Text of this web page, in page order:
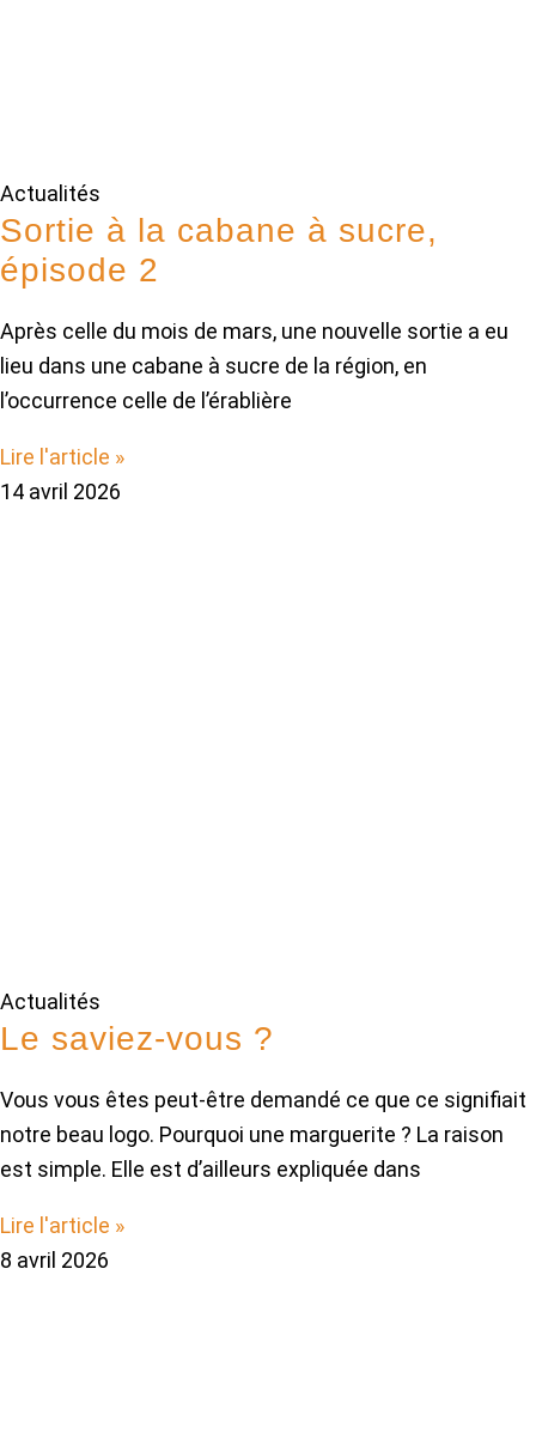
Actualités
Sortie à la cabane à sucre,
épisode 2
Après celle du mois de mars, une nouvelle sortie a eu
lieu dans une cabane à sucre de la région, en
l’occurrence celle de l’érablière
Lire l'article »
14 avril 2026
Actualités
Le saviez-vous ?
Vous vous êtes peut-être demandé ce que ce signifiait
notre beau logo. Pourquoi une marguerite ? La raison
est simple. Elle est d’ailleurs expliquée dans
Lire l'article »
8 avril 2026